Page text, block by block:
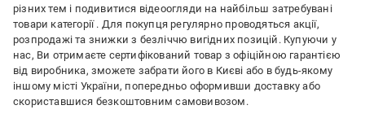
різних тем і подивитися відеоогляди на найбільш затребувані
товари категорії . Для покупця регулярно проводяться акції,
розпродажі та знижки з безліччю вигідних позицій. Купуючи у
нас, Ви отримаєте сертифікований товар з офіційною гарантією
від виробника, зможете забрати його в Києві або в будь-якому
іншому місті України, попередньо оформивши доставку або
скориставшися безкоштовним самовивозом.